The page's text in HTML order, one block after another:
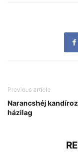
Previous article
Narancshéj
házilag